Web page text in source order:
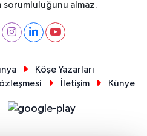
sorumluluğunu almaz.
Köşe Yazarları
İletişim Künye